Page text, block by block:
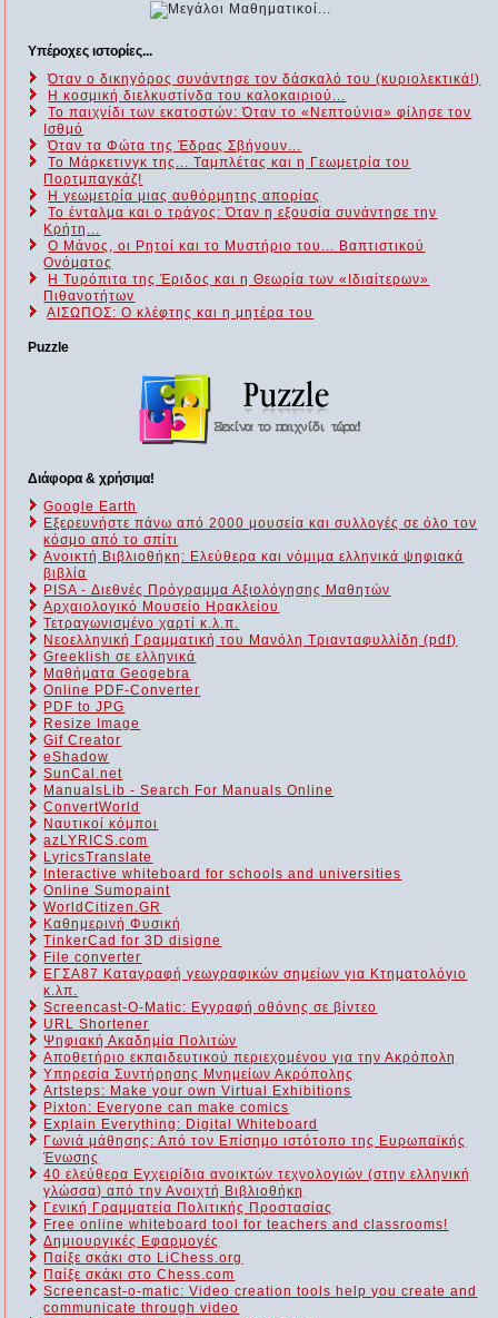
Υπέροχες ιστορίες...
Όταν ο δικηγόρος συνάντησε τον δάσκαλό του (κυριολεκτικά!)
Η κοσμική διελκυστίνδα του καλοκαιριού...
Το παιχνίδι των εκατοστών: Όταν το «Νεπτούνια» φίλησε τον
Ισθμό
Όταν τα Φώτα της Έδρας Σβήνουν...
Το Μάρκετινγκ της... Ταμπλέτας και η Γεωμετρία του
Πορτμπαγκάζ!
Η γεωμετρία μιας αυθόρμητης απορίας
Το ένταλμα και ο τράγος: Όταν η εξουσία συνάντησε την
Κρήτη...
Ο Μάνος, οι Ρητοί και το Μυστήριο του... Βαπτιστικού
Ονόματος
Η Τυρόπιτα της Έριδος και η Θεωρία των «Ιδιαίτερων»
Πιθανοτήτων
ΑΙΣΩΠΟΣ: Ο κλέφτης και η μητέρα του
Puzzle
Διάφορα & χρήσιμα!
Google Earth
Εξερευνήστε πάνω από 2000 μουσεία και συλλογές σε όλο τον
κόσμο από το σπίτι
Ανοικτή Βιβλιοθήκη: Ελεύθερα και νόμιμα ελληνικά ψηφιακά
βιβλία
PISA - Διεθνές Πρόγραμμα Αξιολόγησης Μαθητών
Αρχαιολογικό Μουσείο Ηρακλείου
Τετραγωνισμένο χαρτί κ.λ.π.
Νεοελληνική Γραμματική του Μανόλη Τριανταφυλλίδη (pdf)
Greeklish σε ελληνικά
Μαθήματα Geogebra
Online PDF-Converter
PDF to JPG
Resize Image
Gif Creator
eShadow
SunCal.net
ManualsLib - Search For Manuals Online
ConvertWorld
Ναυτικοί κόμποι
azLYRICS.com
LyricsTranslate
Interactive whiteboard for schools and universities
Online Sumopaint
WorldCitizen.GR
Καθημερινή Φυσική
TinkerCad for 3D disigne
File converter
ΕΓΣΑ87 Καταγραφή γεωγραφικών σημείων για Κτηματολόγιο
κ.λπ.
Screencast-O-Matic: Εγγραφή οθόνης σε βίντεο
URL Shortener
Ψηφιακή Ακαδημία Πολιτών
Αποθετήριο εκπαιδευτικού περιεχομένου για την Ακρόπολη
Υπηρεσία Συντήρησης Μνημείων Ακρόπολης
Artsteps: Make your own Virtual Exhibitions
Pixton: Everyone can make comics
Explain Everything: Digital Whiteboard
Γωνιά μάθησης: Από τον Επίσημο ιστότοπο της Ευρωπαϊκής
Ένωσης
40 ελεύθερα Εγχειρίδια ανοικτών τεχνολογιών (στην ελληνική
γλώσσα) από την Ανοιχτή Βιβλιοθήκη
Γενική Γραμματεία Πολιτικής Προστασίας
Free online whiteboard tool for teachers and classrooms!
Δημιουργικές Εφαρμογές
Παίξε σκάκι στο LiChess.org
Παίξε σκάκι στο Chess.com
Screencast-o-matic: Video creation tools help you create and
communicate through video